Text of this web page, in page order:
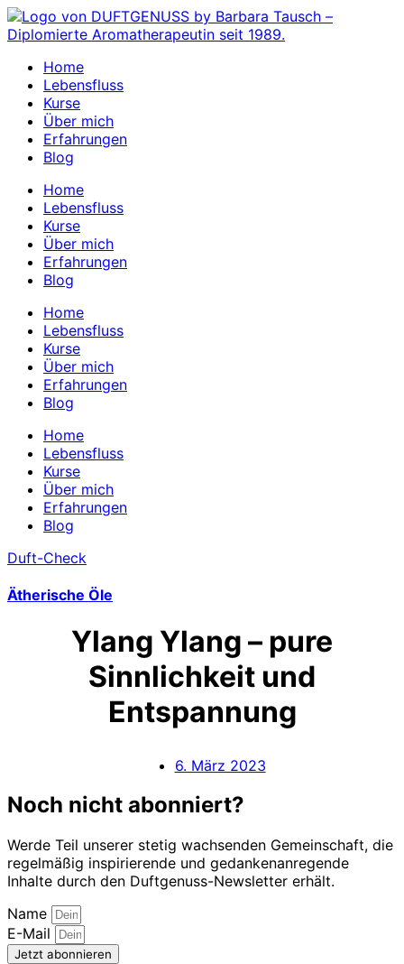
Zum
Inhalt
Home
Lebensfluss
Kurse
Über mich
Erfahrungen
Blog
Home
Lebensfluss
Kurse
Über mich
Erfahrungen
Blog
Home
Lebensfluss
Kurse
Über mich
Erfahrungen
Blog
Home
Lebensfluss
Kurse
Über mich
Erfahrungen
Blog
Duft-Check
Ätherische Öle
Ylang Ylang – pure
Sinnlichkeit und
Entspannung
6. März 2023
Noch nicht abonniert?
Werde Teil unserer stetig wachsenden Gemeinschaft, die
regelmäßig inspirierende und gedankenanregende
Inhalte durch den Duftgenuss-Newsletter erhält.
Name
E-Mail
Jetzt abonnieren